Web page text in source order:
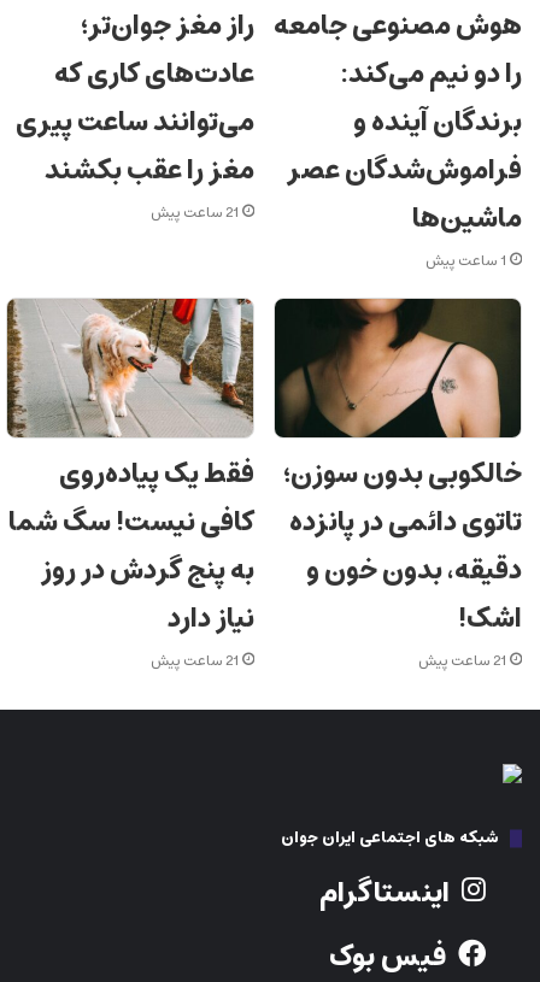
هوش مصنوعی جامعه
را دو نیم می‌کند:
برندگان آینده و
فراموش‌شدگان عصر
ماشین‌ها
1 ساعت پیش
راز مغز جوان‌تر؛
عادت‌های کاری که
می‌توانند ساعت پیری
مغز را عقب بکشند
21 ساعت پیش
خالکوبی بدون سوزن؛
تاتوی دائمی در پانزده
دقیقه، بدون خون و
اشک!
21 ساعت پیش
فقط یک پیاده‌روی
کافی نیست! سگ شما
به پنج گردش در روز
نیاز دارد
21 ساعت پیش
شبکه های اجتماعی ایران جوان
اینستاگرام
فیس بوک